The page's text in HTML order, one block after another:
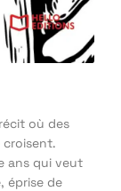
où des
ans qui veut
éprise de